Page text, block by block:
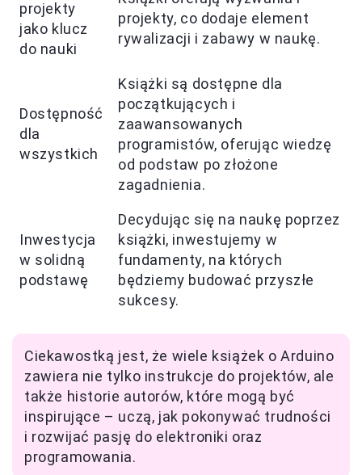
projekty
jako klucz
do nauki
projekty, co dodaje element
rywalizacji i zabawy w naukę.
Dostępność
dla
wszystkich
Książki są dostępne dla
początkujących i
zaawansowanych
programistów, oferując wiedzę
od podstaw po złożone
zagadnienia.
Inwestycja
w solidną
podstawę
Decydując się na naukę poprzez
książki, inwestujemy w
fundamenty, na których
będziemy budować przyszłe
sukcesy.
Ciekawostką jest, że wiele książek o Arduino
zawiera nie tylko instrukcje do projektów, ale
także historie autorów, które mogą być
inspirujące – uczą, jak pokonywać trudności
i rozwijać pasję do elektroniki oraz
programowania.